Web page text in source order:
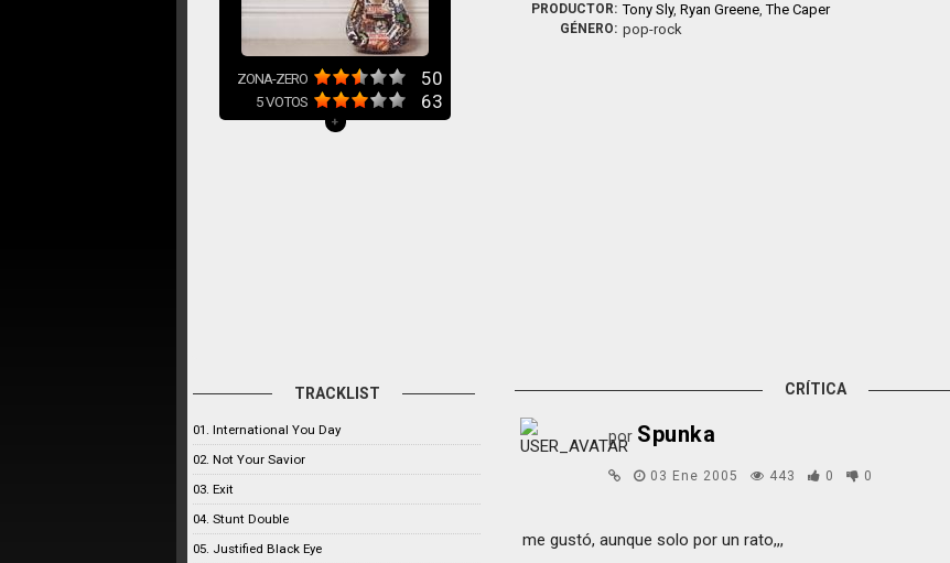
ZONA-ZERO 50
5VOTOS 63
+
PRODUCTOR: Tony Sly,Ryan Greene,The Caper
GÉNERO: pop-rock
TRACKLIST
01. International You Day
02. Not Your Savior
03. Exit
04. Stunt Double
05. Justified Black Eye
CRÍTICA
por Spunka
03 Ene 2005 443 0 0
me gustó, aunque solo por un rato,,,